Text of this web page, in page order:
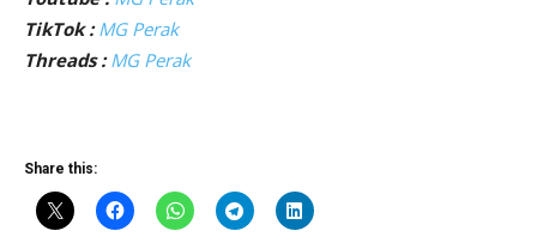
TikTok : MG Perak
Threads : MG Perak
Share this: